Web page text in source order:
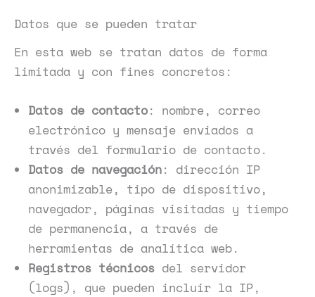
Datos que se pueden tratar
En esta web se tratan datos de forma
limitada y con fines concretos:
Datos de contacto: nombre, correo
electrónico y mensaje enviados a
través del formulario de contacto.
Datos de navegación: dirección IP
anonimizable, tipo de dispositivo,
navegador, páginas visitadas y tiempo
de permanencia, a través de
herramientas de analítica web.
Registros técnicos del servidor
(logs), que pueden incluir la IP,